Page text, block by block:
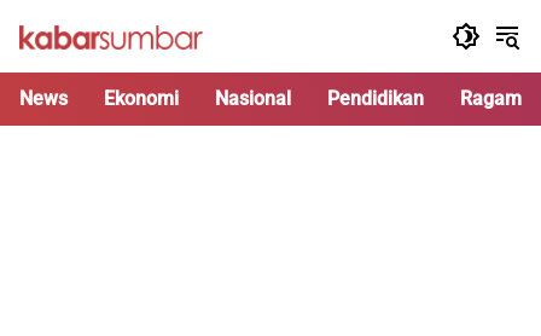
News Ekonomi Nasional Pendidikan Ragam